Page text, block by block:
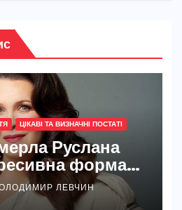
ЦІКАВІ ТА ВИЗНАЧНІ ПОСТАТІ
Руслана
форма
боротьба та
зірки
ЛЕВЧИН